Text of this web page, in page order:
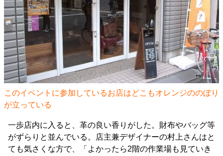
このイベントに参加しているお店はどこもオレンジののぼり
が立っている
一歩店内に入ると、革の良い香りがした。財布やバッグ等
がずらりと並んでいる。店主兼デザイナーの村上さんはと
ても気さくな方で、「よかったら2階の作業場も見ていき